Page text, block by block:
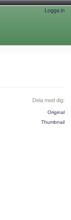
Logga in
Dela med dig:
Original
Thumbnail